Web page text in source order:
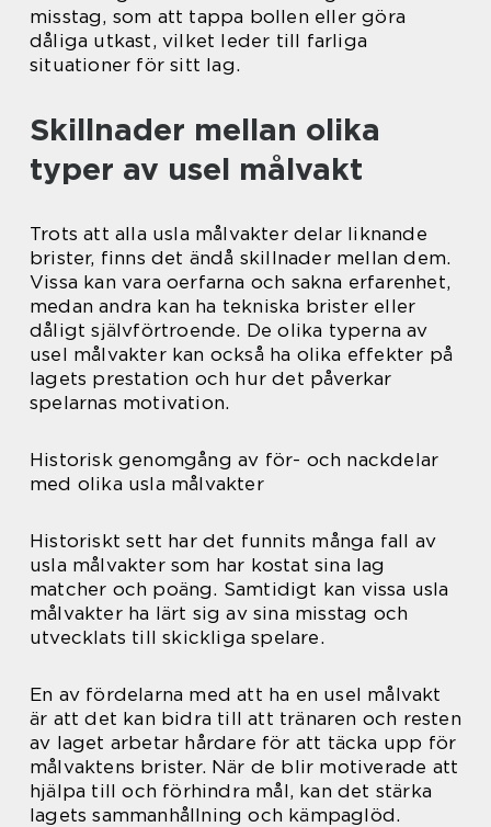
misstag, som att tappa bollen eller göra
dåliga utkast, vilket leder till farliga
situationer för sitt lag.
Skillnader mellan olika
typer av usel målvakt
Trots att alla usla målvakter delar liknande
brister, finns det ändå skillnader mellan dem.
Vissa kan vara oerfarna och sakna erfarenhet,
medan andra kan ha tekniska brister eller
dåligt självförtroende. De olika typerna av
usel målvakter kan också ha olika effekter på
lagets prestation och hur det påverkar
spelarnas motivation.
Historisk genomgång av för- och nackdelar
med olika usla målvakter
Historiskt sett har det funnits många fall av
usla målvakter som har kostat sina lag
matcher och poäng. Samtidigt kan vissa usla
målvakter ha lärt sig av sina misstag och
utvecklats till skickliga spelare.
En av fördelarna med att ha en usel målvakt
är att det kan bidra till att tränaren och resten
av laget arbetar hårdare för att täcka upp för
målvaktens brister. När de blir motiverade att
hjälpa till och förhindra mål, kan det stärka
lagets sammanhållning och kämpaglöd.